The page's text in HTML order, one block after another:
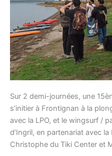
Sur 2 demi-journées, une
s’initier à Frontignan à la
avec la LPO, et le wingsurf /
d’Ingril, en partenariat avec
Christophe du Tiki Center et